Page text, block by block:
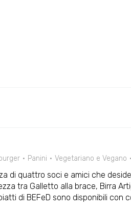
Panini Vegetariano e Vegano
di quattro soci e amici che
tra Galletto alla brace, Birra
di BEFeD sono disponibili con